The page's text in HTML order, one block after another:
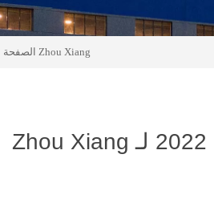
الصفحة [الطموح - التألق معًا] اجتماع الثناء السنوي لعام 2022 لـ Zhou Xiang